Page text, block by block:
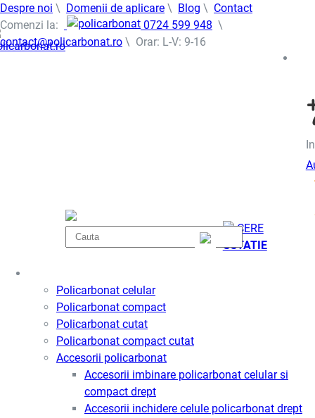
Despre noi \ Domenii de aplicare \ Blog \ Contact
Comenzi la:
0724 599 948 \
contact@policarbonat.ro \ Orar: L-V: 9-16
CERE
COTATIE
Policarbonat celular
Policarbonat compact
Policarbonat cutat
Policarbonat compact cutat
Accesorii policarbonat
Accesorii imbinare policarbonat celular si
compact drept
Accesorii inchidere celule policarbonat drept